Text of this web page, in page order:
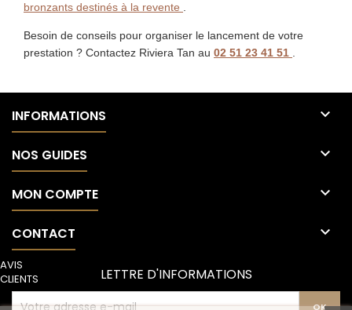
bronzants destinés à la revente
Besoin de conseils pour organiser le lancement de votre
prestation ? Contactez Riviera Tan au 02 51 23 41 51
INFORMATIONS 
NOS GUIDES 
MON COMPTE 
CONTACT 
AVIS
CLIENTS
LETTRE D'INFORMATIONS